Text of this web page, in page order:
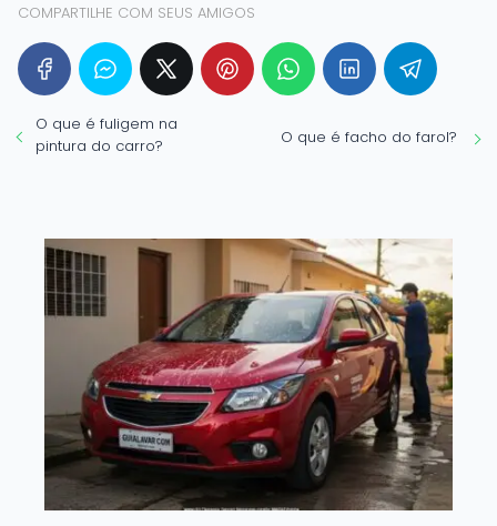
COMPARTILHE COM SEUS AMIGOS
O que é fuligem na
pintura do carro?
O que é facho do farol?